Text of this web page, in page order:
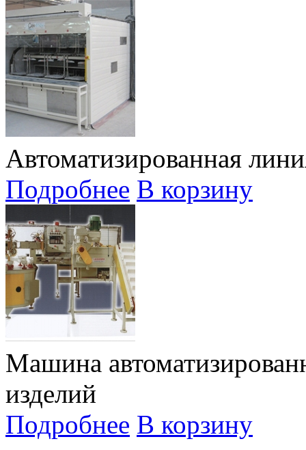
Автоматизированная
Подробнее В корзину
Машина
изделий
Подробнее В корзину